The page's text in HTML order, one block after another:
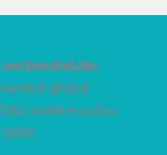
มหาวิทยาลัยรังสิต
อาทิตย์ อุไรรัตน์
ธิน ต.หลักหก อ.เมือง